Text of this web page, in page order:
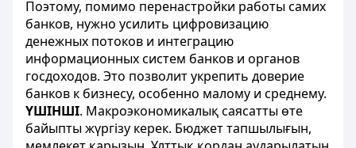
Поэтому, помимо перенастройки работы самих
банков, нужно усилить цифровизацию
денежных потоков и интеграцию
информационных систем банков и органов
госдоходов. Это позволит укрепить доверие
банков к бизнесу, особенно малому и среднему.
ҮШІНШІ. Макроэкономикалық саясатты өте
байыпты жүргізу керек. Бюджет тапшылығын,